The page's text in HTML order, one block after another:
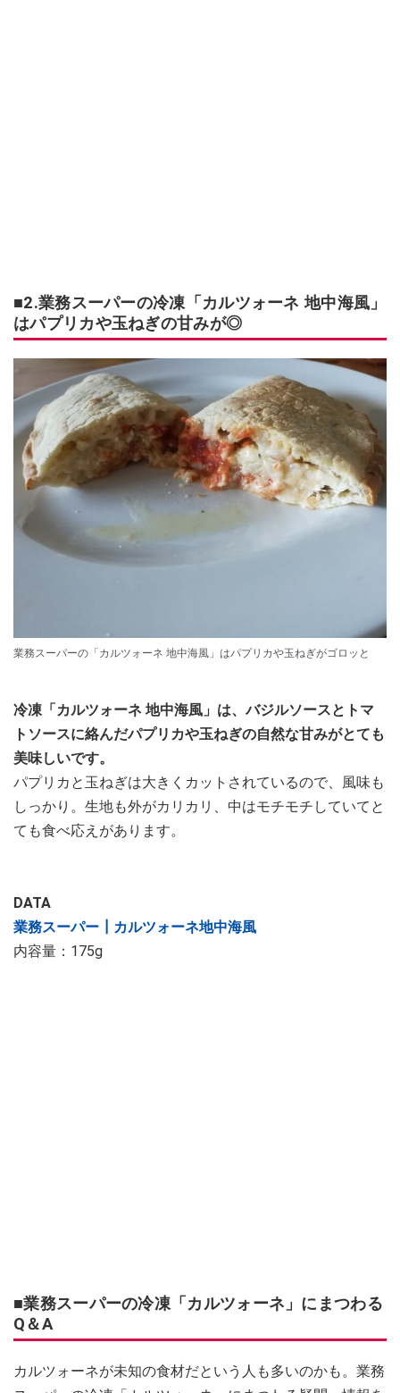
■2.業務スーパーの冷凍「カルツォーネ 地中海風」
はパプリカや玉ねぎの甘みが◎
業務スーパーの「カルツォーネ 地中海風」はパプリカや玉ねぎがゴロッと
冷凍「カルツォーネ 地中海風」は、バジルソースとトマ
トソースに絡んだパプリカや玉ねぎの自然な甘みがとても
美味しいです。
パプリカと玉ねぎは大きくカットされているので、風味も
しっかり。生地も外がカリカリ、中はモチモチしていてと
ても食べ応えがあります。
DATA
業務スーパー┃カルツォーネ地中海風
内容量：175g
■業務スーパーの冷凍「カルツォーネ」にまつわる
Q＆A
カルツォーネが未知の食材だという人も多いのかも。業務